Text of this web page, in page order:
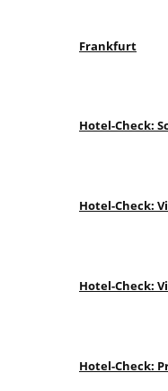
Frankfurt
Hotel-Check:
Hotel-Check:
Hotel-Check:
Hotel-Check: